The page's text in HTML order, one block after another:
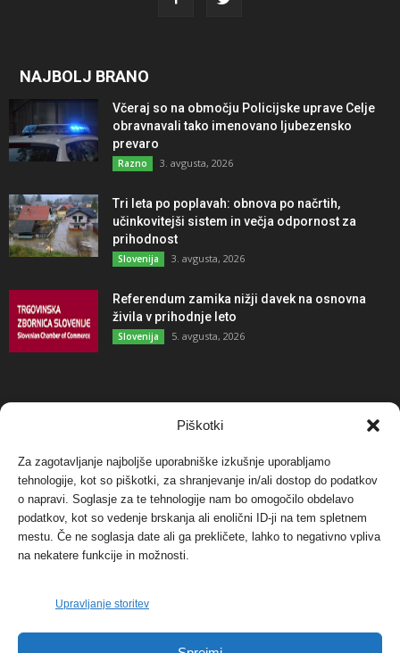
Piškotki
Za zagotavljanje najboljše uporabniške izkušnje uporabljamo
tehnologije, kot so piškotki, za shranjevanje in/ali dostop do podatkov
o napravi. Soglasje za te tehnologije nam bo omogočilo obdelavo
podatkov, kot so vedenje brskanja ali enolični ID-ji na tem spletnem
mestu. Če ne soglasja date ali ga prekličete, lahko to negativno vpliva
na nekatere funkcije in možnosti.
Upravljanje storitev
NAJBOLJ BRANO
Včeraj so na območju Policijske uprave Celje
obravnavali tako imenovano ljubezensko
prevaro
Razno 3. avgusta, 2026
Tri leta po poplavah: obnova po načrtih,
učinkovitejši sistem in večja odpornost za
prihodnost
Slovenija 3. avgusta, 2026
Referendum zamika nižji davek na osnovna
živila v prihodnje leto
Slovenija 5. avgusta, 2026
NAJBOLJ KOMENTIRANO
Protest proti vetrnim elektrarnam na Ojstrici, v
svetu pa vedno bolj...
Dogodki 12. maja, 2017
Tožilstvo v Celovcu v korist elektrarnam
Verbund
FOTO: Razstava cvetličarskega mojstra Andreja